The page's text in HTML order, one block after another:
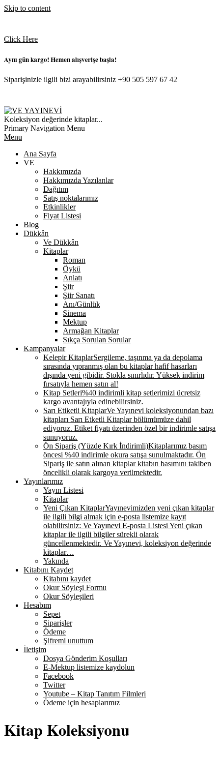
Skip to content
Click Here
Aynı gün kargo! Hemen alışverişe başla!
Siparişinizle ilgili bizi arayabilirsiniz +90 505 597 67 42
VE
YAYINEVI
Koleksiyon değerinde kitaplar...
Primary Navigation Menu
Menu
Ana Sayfa
VE
Hakkımızda
Hakkımızda Yazılanlar
Dağıtım
Satış noktalarımız
Etkinlikler
Fiyat Listesi
Blog
Dükkân
Ve Dükkân
Kitaplar
Roman
Öykü
Anlatı
Şiir
Şiir Sanatı
Anı/Günlük
Sinema
Mektup
Armağan Kitaplar
Sıkça Sorulan Sorular
Kampanyalar
Kelepir KitaplarSergileme, taşınma ya da depolama
sırasında yıpranmış olan bu kitaplar hafif hasarları
dışında yeni gibidir. Stokla sınırlıdır. Yüksek indirim
fırsatıyla hemen satın al!
Kitap Setleri%40 indirimli kitap setlerimizi ücretsiz
kargo avantajıyla edinebilirsiniz.
Sarı Etiketli KitaplarVe Yayınevi koleksiyonundan bazı
kitapları Sarı Etketli Kitaplar bölümümüze dahil
ediyoruz. Etiket fiyatı üzerinden özel bir indirimle satışa
sunuyoruz.
Ön Sipariş (Yüzde Kırk İndirimli)Kitaplarımız basım
öncesi %40 indirimle okura satışa sunulmaktadır. Ön
Sipariş ile satın alınan kitaplar kitabın basımını takiben
öncelikli olarak kargoya verilmektedir.
Yayınlarımız
Yayın Listesi
Kitaplar
Yeni Çıkan KitaplarYayınevimizden yeni çıkan kitaplar
ile ilgili bilgi almak için e-posta listemize kayıt
olabilirsiniz: Ve Yayınevi E-posta Listesi Yeni çıkan
kitaplar ile ilgili bilgiler sürekli olarak
güncellenmektedir. Ve Yayınevi, koleksiyon değerinde
kitaplar…
Yakında
Kitabını Kaydet
Kitabını kaydet
Okur Söyleşi Formu
Okur Söyleşileri
Hesabım
Sepet
Siparişler
Ödeme
Şifremi unuttum
İletişim
Dosya Gönderim Koşulları
E-Mektup listemize kaydolun
Facebook
Twitter
Youtube – Kitap Tanıtım Filmleri
Ödeme için hesaplarımız
Kitap Koleksiyonu